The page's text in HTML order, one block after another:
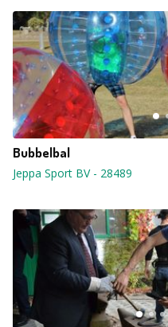
Bubbelbal
Jeppa Sport BV- 28489